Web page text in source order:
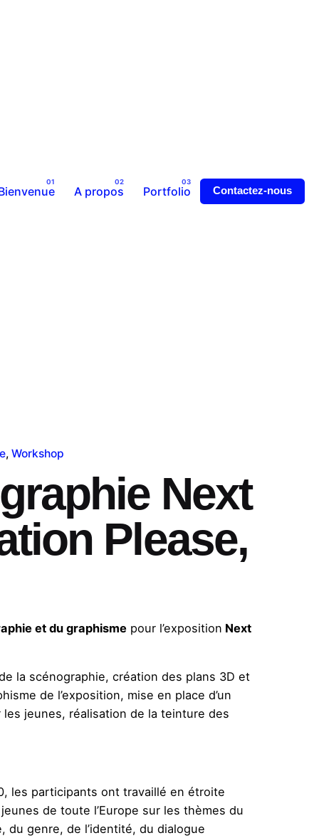
A propos Portfolio Contactez-nous
Workshop
Next
Please,
et du graphisme pour l’exposition Next
la scénographie, création des plans 3D et
de l’exposition, mise en place d’un
jeunes, réalisation de la teinture des
les participants ont travaillé en étroite
de toute l’Europe sur les thèmes du
du genre, de l’identité, du dialogue